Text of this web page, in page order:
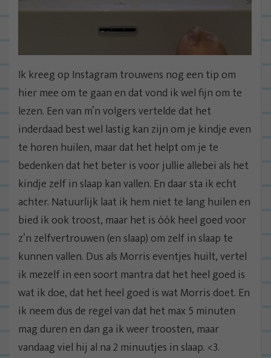
Ik kreeg op Instagram trouwens nog een tip om
hier mee om te gaan en dat vond ik wel fijn om te
lezen. Een van m’n volgers vertelde dat het
inderdaad best wel lastig kan zijn om je kindje even
te horen huilen, maar dat het helpt om je te
bedenken dat het beter is voor jullie allebei als het
kindje zelf in slaap kan vallen. En daar sta ik echt
achter. Natuurlijk laat ik hem niet te lang huilen en
bied ik ook troost, maar het is óók heel goed voor
z’n zelfvertrouwen (en slaap) om zelf in slaap te
kunnen vallen. Dus als Morris eventjes huilt, vertel
ik mezelf in een soort mantra dat het heel goed is
wat ik doe, dat het heel goed is wat Morris doet. En
ik neem dus de regel van dat het max 5 minuten
mag duren en dan ga ik weer troosten, maar
vandaag viel hij al na 2 minuutjes in slaap. <3.